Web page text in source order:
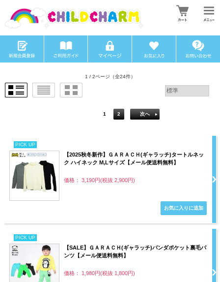
1 / 2ページ （全24件）
1 2 次へ
PICK UP
【2025秋冬新作】ＧＡＲＡＣＨ(ギャラッチ)タートルネッ
ク ハイネック M,Lサイズ【メール便送料無料】
価格： 3,190円(税抜 2,900円)
PICK UP
【SALE】ＧＡＲＡＣＨ(ギャラッチ)パンダポケット裏毛パ
ンツ【メール便送料無料】
価格： 1,980円(税抜 1,800円)